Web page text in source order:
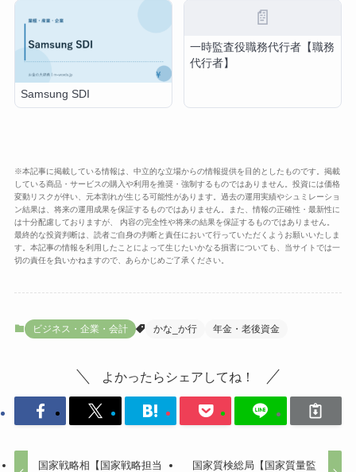
Samsung SDI
📄
一時監査役職務代行者【職務
代行者】
※本記事に掲載している情報は、中立的な立場からの情報提供を目的としたものです。掲載
している商品・サービスの購入や利用を推奨・強制するものではありません。投資には価格
変動リスクが伴い、元本割れが生じる可能性があります。過去の運用実績やシュミレーショ
ン結果は、将来の運用成果を保証するものではありません。また、情報の正確性・最新性に
は十分配慮しておりますが、 内容の完全性や将来の結果を保証するものではありません。
最終的な投資判断は、読者ご自身の判断と責任において行っていただくようお願いいたしま
す。本記事の情報を利用したことによって生じたいかなる損害についても、当サイトでは一
切の責任を負いかねますので、あらかじめご了承ください。
ビジネス・企業・会計 かな_か行 年金・老後資金
よかったらシェアしてね！
国家戦略相【国家戦略担当
国家質検総局【国家質量監